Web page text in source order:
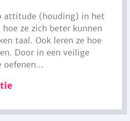
attitude (houding) in het
ze zich beter kunnen
taal. Ook leren ze hoe
Door in een veilige
oefenen...